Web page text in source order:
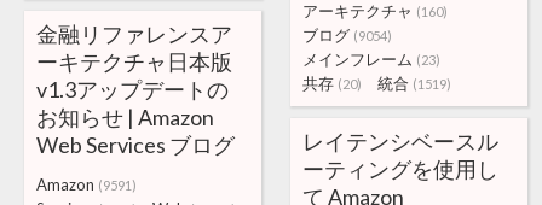
アーキテクチャ (160)
ブログ (9054)
メインフレーム (23)
共存 (20) 統合 (1519)
金融リファレンスア
ーキテクチャ日本版
v1.3アップデートの
お知らせ | Amazon
Web Services ブログ
Amazon (9591)
レイテンシベースル
ーティングを使用し
て Amazon